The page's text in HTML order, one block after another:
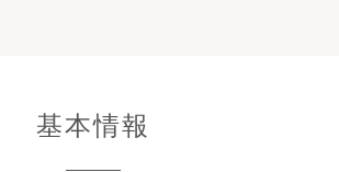
基本情報